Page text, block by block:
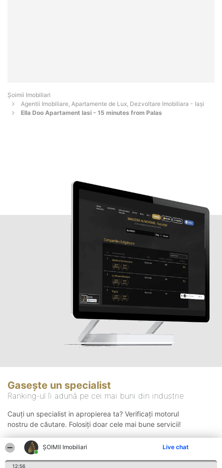
ȘOIMII Imobiliari Live chat
12:56
Șoimii Imobiliari
Agentii Imobiliare, Apartamente de Lux, Dezvoltare Imobiliara - Iaşi
Ella Doo Apartament Iasi - 15 minutes from Palas
Gasește un specialist
Ranking-ul îi adună pe cei mai buni din industrie
Cauți un specialist in apropierea ta? Verificați motorul
nostru de căutare. Folosiți doar cele mai bune servicii!